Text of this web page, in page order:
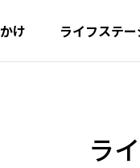
け ライフステ
ラ